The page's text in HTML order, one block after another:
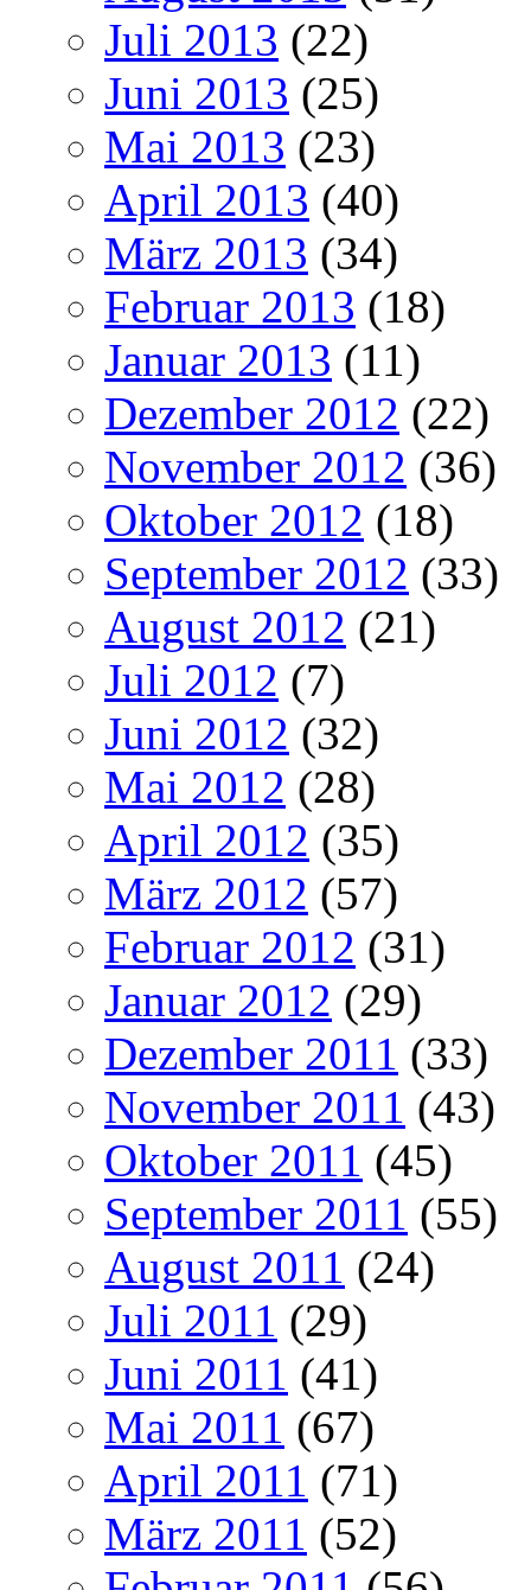
Juli 2013 (22)
Juni 2013 (25)
Mai 2013 (23)
April 2013 (40)
März 2013 (34)
Februar 2013 (18)
Januar 2013 (11)
Dezember 2012 (22)
November 2012 (36)
Oktober 2012 (18)
September 2012 (33)
August 2012 (21)
Juli 2012 (7)
Juni 2012 (32)
Mai 2012 (28)
April 2012 (35)
März 2012 (57)
Februar 2012 (31)
Januar 2012 (29)
Dezember 2011 (33)
November 2011 (43)
Oktober 2011 (45)
September 2011 (55)
August 2011 (24)
Juli 2011 (29)
Juni 2011 (41)
Mai 2011 (67)
April 2011 (71)
März 2011 (52)